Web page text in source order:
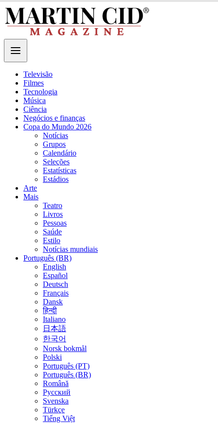
Televisão
Filmes
Tecnologia
Música
Ciência
Negócios e finanças
Copa do Mundo 2026
Notícias
Grupos
Calendário
Seleções
Estatísticas
Estádios
Arte
Mais
Teatro
Livros
Pessoas
Saúde
Estilo
Notícias mundiais
Português (BR)
English
Español
Deutsch
Français
Dansk
हिन्दी
Italiano
日本語
한국어
Norsk bokmål
Polski
Português (PT)
Português (BR)
Română
Русский
Svenska
Türkçe
Tiếng Việt